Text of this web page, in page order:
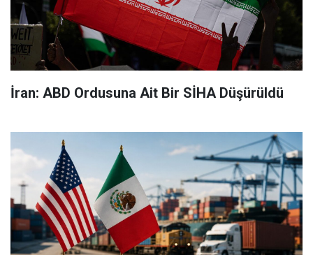
İran: ABD Ordusuna Ait Bir SİHA Düşürüldü